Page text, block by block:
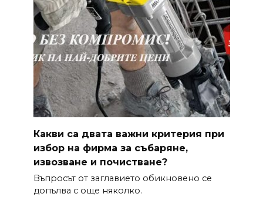
Какви са двата важни критерия при
избор на фирма за събаряне,
извозване и почистване?
Въпросът от заглавието обикновено се
допълва с още няколко.